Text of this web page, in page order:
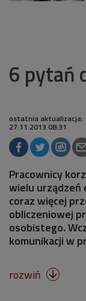
6 pytań
ostatnia aktualizacja:
27.11.2013 08:31
Pracownicy
wielu urządzeń
coraz więcej
obliczeniowej
osobistego.
komunikacji w
rozwiń 